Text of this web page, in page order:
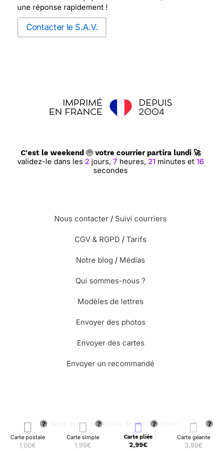
Carte postale
1,00€
Carte simple
1,99€
Carte pliée
2,99€
Carte géante
3,99€
une réponse rapidement !
Contacter le S.A.V.
C'est le weekend votre courrier partira lundi 🚀
validez-le dans les 2 jours, 7 heures, 21 minutes et 15
secondes
Nous contacter / Suivi courriers
CGV & RGPD / Tarifs
Notre blog / Médias
Qui sommes-nous ?
Modèles de lettres
Envoyer des photos
Envoyer des cartes
Envoyer un recommandé
🌳 Nous avons planté plus de 13.000 arbres !